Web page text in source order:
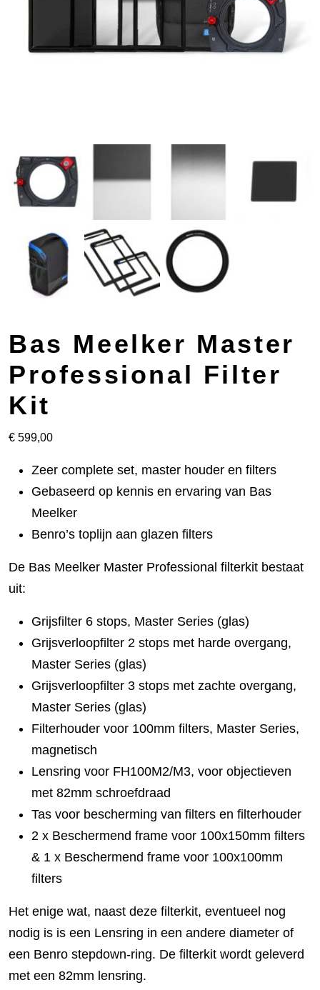
Bas Meelker Master
Professional Filter
Kit
€ 599,00
Zeer complete set, master houder en filters
Gebaseerd op kennis en ervaring van Bas
Meelker
Benro’s toplijn aan glazen filters
De Bas Meelker Master Professional filterkit bestaat
uit:
Grijsfilter 6 stops, Master Series (glas)
Grijsverloopfilter 2 stops met harde overgang,
Master Series (glas)
Grijsverloopfilter 3 stops met zachte overgang,
Master Series (glas)
Filterhouder voor 100mm filters, Master Series,
magnetisch
Lensring voor FH100M2/M3, voor objectieven
met 82mm schroefdraad
Tas voor bescherming van filters en filterhouder
2 x Beschermend frame voor 100x150mm filters
& 1 x Beschermend frame voor 100x100mm
filters
Het enige wat, naast deze filterkit, eventueel nog
nodig is is een Lensring in een andere diameter of
een Benro stepdown-ring. De filterkit wordt geleverd
met een 82mm lensring.